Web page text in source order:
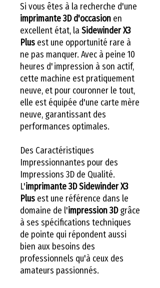
Si vous êtes à la recherche d'une
imprimante 3D d'occasion en
excellent état, la Sidewinder X3
Plus est une opportunité rare à
ne pas manquer. Avec à peine 10
heures d'impression à son actif,
cette machine est pratiquement
neuve, et pour couronner le tout,
elle est équipée d'une carte mère
neuve, garantissant des
performances optimales.
Des Caractéristiques
Impressionnantes pour des
Impressions 3D de Qualité.
L'imprimante 3D Sidewinder X3
Plus est une référence dans le
domaine de l'impression 3Dgrâce
à ses spécifications techniques
de pointe qui répondent aussi
bien aux besoins des
professionnels qu'à ceux des
amateurs passionnés.